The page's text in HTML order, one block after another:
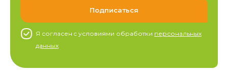
Я согласен c условиями обработки персональных
данных